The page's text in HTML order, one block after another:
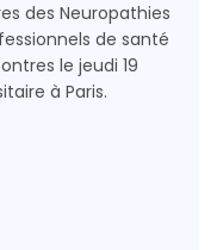
des Neuropathies
de santé
le jeudi 19
à Paris.